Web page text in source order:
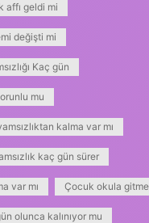
affı geldi mi
değişti mi
Kaç gün
mu
kalma var mı
kaç gün sürer
var mı Çocuk okula
olunca kalınıyor mu